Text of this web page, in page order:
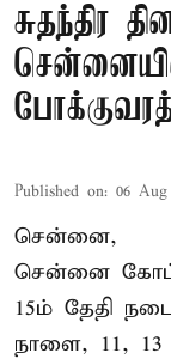
சுதந்திர
Published on: 06 Aug
சென்னை,
சென்னை
15ம் தேதி
நாளை, 11,